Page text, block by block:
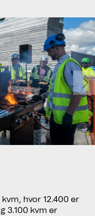
hvor 12.400 er
3.100 kvm er